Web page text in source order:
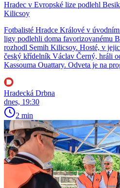
Hradec v Evropské lize podlehl
Kilicsoy
Fotbalisté Hradce Králové v
ligy podlehli doma favorizovanému
rozhodl Semih Kilicsoy. Hosté, v
český křídelník Václav Černý, hráli
Kassouma Ouattary. Odveta je na
Hradecká Drbna
dnes, 19:30
2 min